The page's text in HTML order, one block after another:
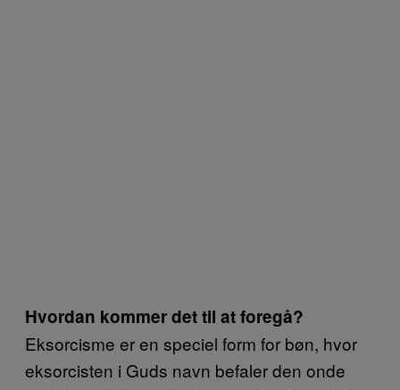
Hvordan kommer det til at foregå?
Eksorcisme er en speciel form for bøn, hvor
eksorcisten i Guds navn befaler den onde